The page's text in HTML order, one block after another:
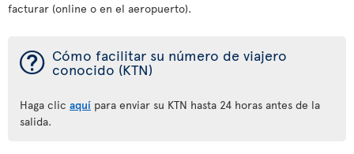
facturar (online o en el aeropuerto).
¯ Cómo facilitar su número de viajero
conocido (KTN)
Haga clic aquí para enviar su KTN hasta 24 horas antes de la
salida.